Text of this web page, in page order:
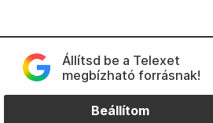
Állítsd be a Telexet
megbízható forrásnak!
Beállítom